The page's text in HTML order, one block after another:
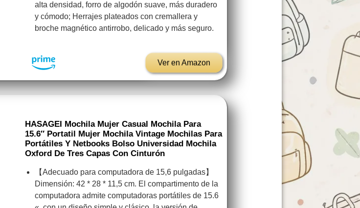
alta densidad, forro de algodón suave, más duradero
y cómodo; Herrajes plateados con cremallera y
broche magnético antirrobo, delicado y más seguro.
Ver en Amazon
HASAGEI Mochila Mujer Casual Mochila Para
15.6″ Portatil Mujer Mochila Vintage Mochilas Para
Portátiles Y Netbooks Bolso Universidad Mochila
Oxford De Tres Capas Con Cinturón
【Adecuado para computadora de 15,6 pulgadas】
Dimensión: 42 * 28 * 11,5 cm. El compartimento de la
computadora admite computadoras portátiles de 15.6